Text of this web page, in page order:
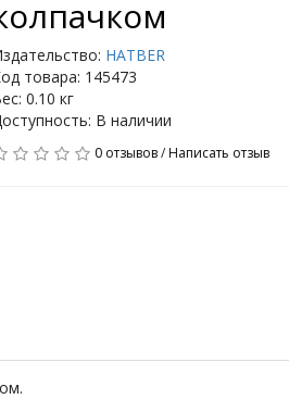
HATBER
товара: 145473
0.10 кг
В наличии
0 отзывов/Написать отзыв